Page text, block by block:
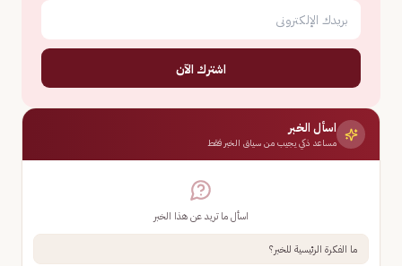
اشترك الآن
اسأل الخبر
مساعد ذكي يجيب من سياق الخبر فقط
اسأل ما تريد عن هذا الخبر
ما الفكرة الرئيسية للخبر؟